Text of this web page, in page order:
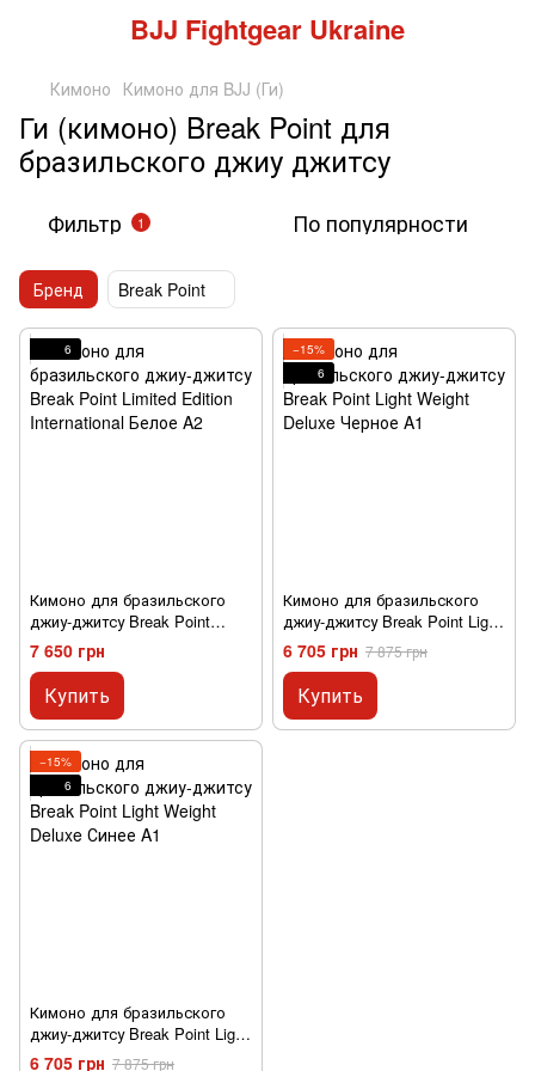
BJJ Fightgear Ukraine
Кимоно Кимоно для BJJ (Ги)
Ги (кимоно) Break Point для
бразильского джиу джитсу
Фильтр 1 По популярности
Бренд Break Point
6
Кимоно для бразильского
джиу-джитсу Break Point
Limited Edition International
Белое A2
7 650 грн
Купить
−15%
6
Кимоно для бразильского
джиу-джитсу Break Point Light
Weight Deluxe Черное A1
6 705 грн 7 875 грн
Купить
−15%
6
Кимоно для бразильского
джиу-джитсу Break Point Light
Weight Deluxe Синее A1
6 705 грн 7 875 грн